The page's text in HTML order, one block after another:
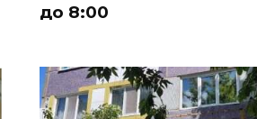
до 8:00